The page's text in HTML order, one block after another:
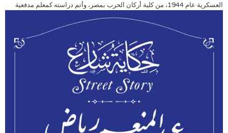
العسكرية عام 1944،
من كلية أركان الحرب بمصر، وأتم دراسته كمعلم مدفعية